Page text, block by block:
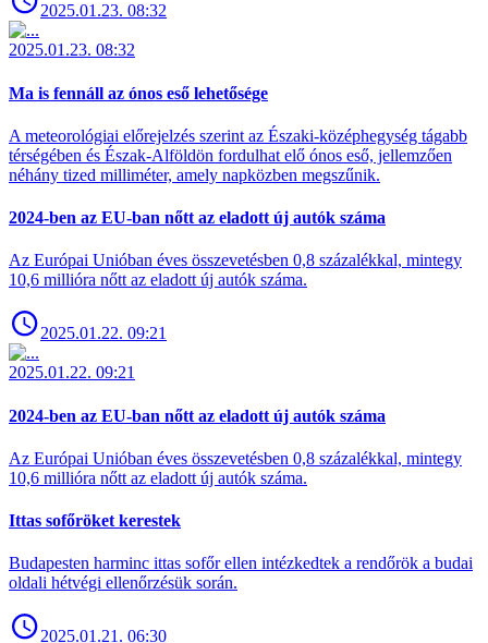
2025.01.23. 08:32
2025.01.23. 08:32
Ma is fennáll az ónos eső lehetősége
A meteorológiai előrejelzés szerint az Északi-középhegység tágabb
térségében és Észak-Alföldön fordulhat elő ónos eső, jellemzően
néhány tized milliméter, amely napközben megszűnik.
2024-ben az EU-ban nőtt az eladott új autók száma
Az Európai Unióban éves összevetésben 0,8 százalékkal, mintegy
10,6 millióra nőtt az eladott új autók száma.
2025.01.22. 09:21
2025.01.22. 09:21
2024-ben az EU-ban nőtt az eladott új autók száma
Az Európai Unióban éves összevetésben 0,8 százalékkal, mintegy
10,6 millióra nőtt az eladott új autók száma.
Ittas sofőröket kerestek
Budapesten harminc ittas sofőr ellen intézkedtek a rendőrök a budai
oldali hétvégi ellenőrzésük során.
2025.01.21. 06:30